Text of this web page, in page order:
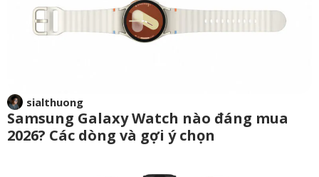
sialthuong
Samsung Galaxy Watch nào đáng mua
2026? Các dòng và gợi ý chọn